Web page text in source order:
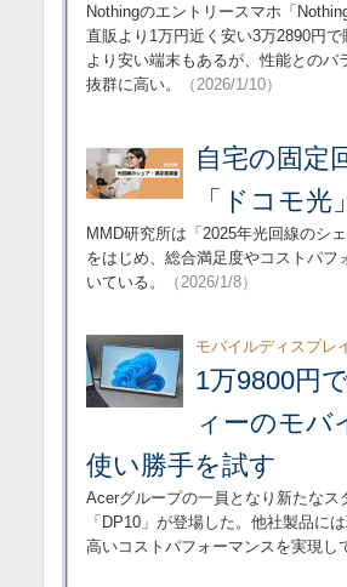
Nothingのエントリースマホ「
直販より1万円近く安い3万2890円
より安い端末もあるが、性能との
抜群に高い。
（2026/1/10）
自宅の固定
「ドコモ
MMD研究所は「2025年光回線のシ
をはじめ、総合満足度やコストパ
いている。
（2026/1/8）
モバイルディスプレ
1万9800円
ィーのモバ
使い勝手を試す
Acerグループの一員となり新たなス
「DP10」が登場した。他社製品に
高いコストパフォーマンスを実現し